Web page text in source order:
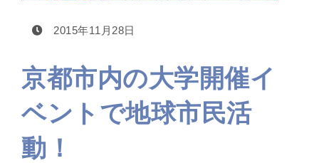
2015年11月28日
京都市内の大学開催イ
ベントで地球市民活
動！